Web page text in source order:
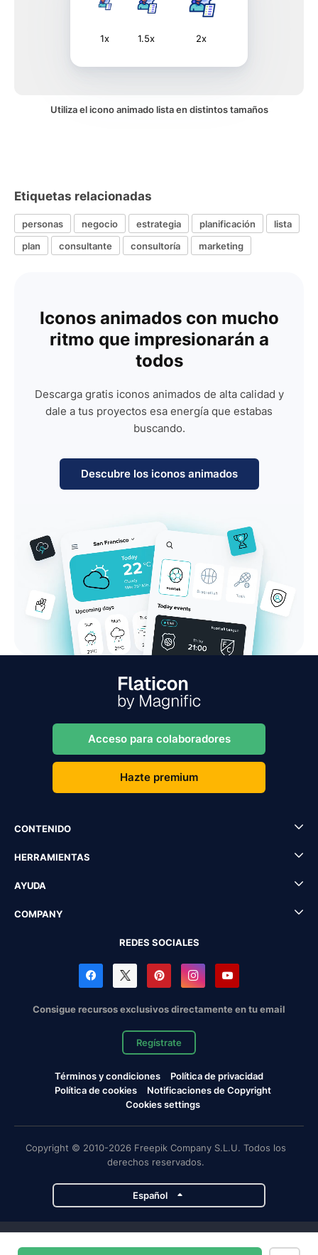
1x 1.5x 2x
Utiliza el icono animado lista en distintos tamaños
Etiquetas relacionadas
personas negocio estrategia planificación
lista
plan
consultante consultoría marketing
Iconos animados con mucho
ritmo que impresionarán a
todos
Descarga gratis iconos animados de alta calidad y
dale a tus proyectos esa energía que estabas
buscando.
Descubre los iconos animados
Acceso para colaboradores
Hazte premium
CONTENIDO
HERRAMIENTAS
AYUDA
COMPANY
REDES SOCIALES
Consigue recursos exclusivos directamente en tu email
Regístrate
Términos y condiciones
Política de privacidad
Política de cookies
Notificaciones de Copyright
Cookies settings
Copyright © 2010-2026 Freepik Company S.L.U. Todos los
derechos reservados.
Español